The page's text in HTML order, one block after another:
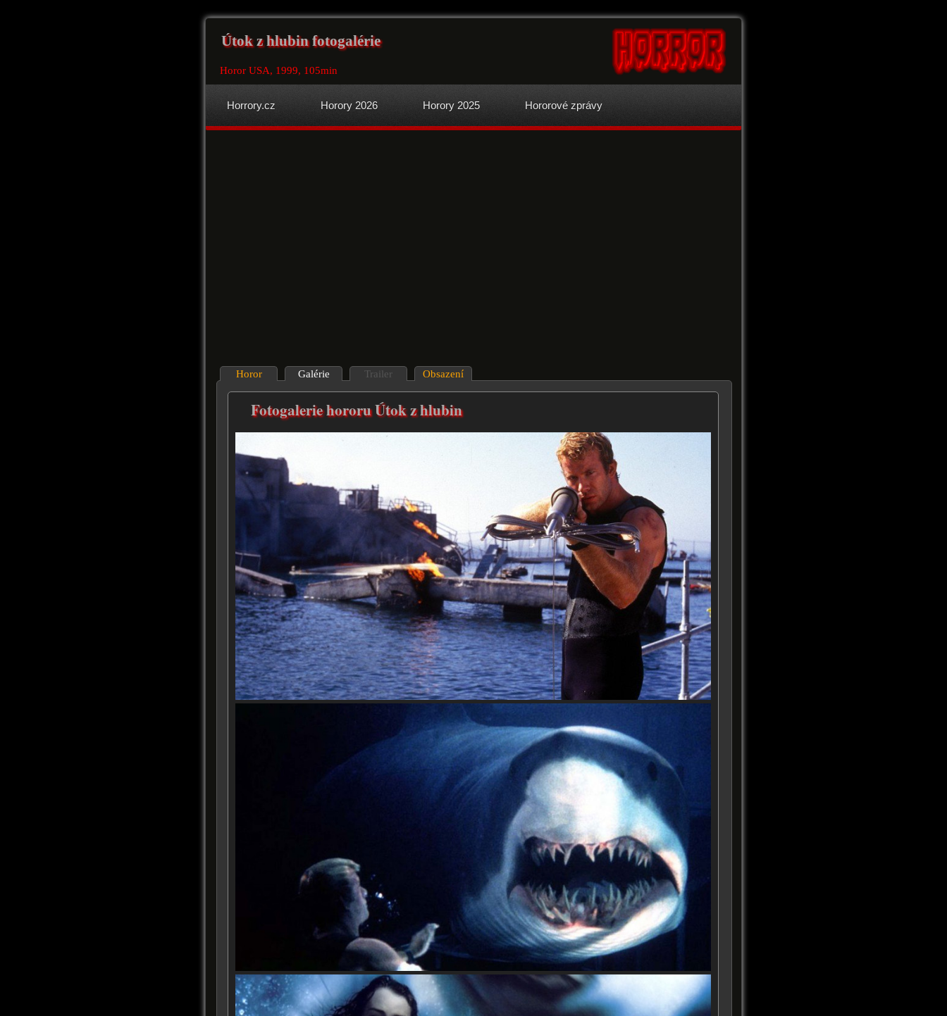
Útok z hlubin fotogalérie
Horor USA, 1999, 105min
Horrory.cz Horory 2026 Horory 2025 Hororové zprávy
Horor Galérie Trailer Obsazení
Fotogalerie hororu Útok z hlubin